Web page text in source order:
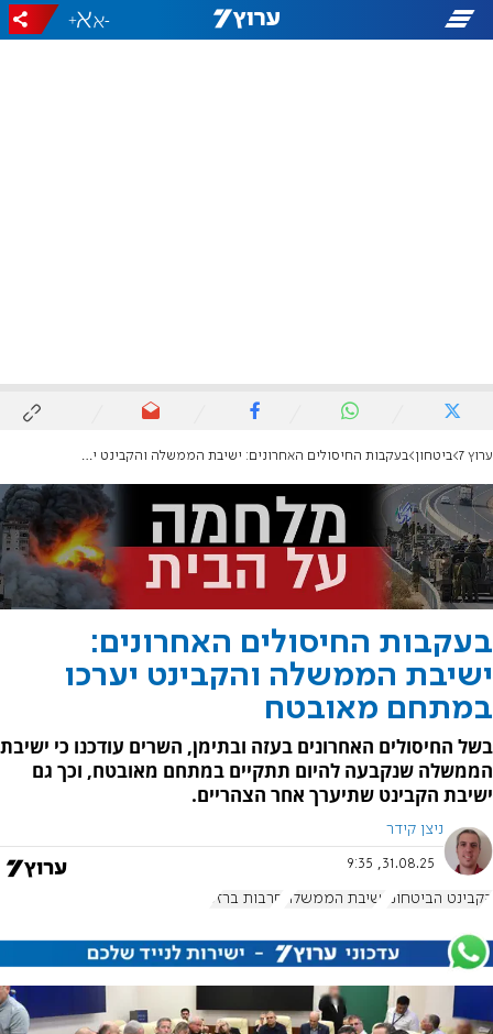
-
+
ערוץ 7 ביטחון בעקבות החיסולים האחרונים: ישיבת הממשלה והקבינט יערכו במתחם מאובטח
בעקבות החיסולים האחרונים:
ישיבת הממשלה והקבינט יערכו
במתחם מאובטח
בשל החיסולים האחרונים בעזה ובתימן, השרים עודכנו כי ישיבת
הממשלה שנקבעה להיום תתקיים במתחם מאובטח, וכך גם
ישיבת הקבינט שתיערך אחר הצהריים.
ניצן קידר
31.08.25, 9:35
הקבינט הביטחוני ישיבת הממשלה חרבות ברזל